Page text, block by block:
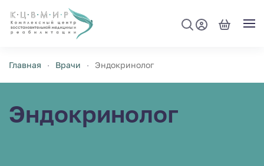
Перейти к содержимому
Главная Врачи Эндокринолог
Эндокринолог